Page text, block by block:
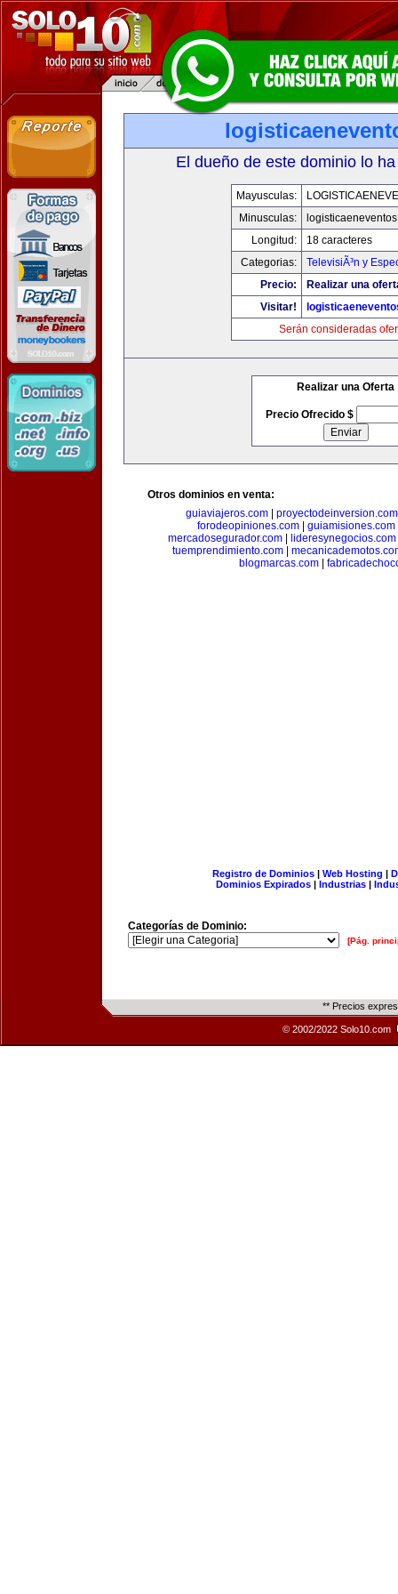
El dueño de este dominio lo
Mayusculas:
Minusculas:
Longitud:
18 caracteres
Categorias:
TelevisiÃ³n y
Precio:
Realizar una
Visitar!
Serán consideradas
Realizar una Oferta
Precio Ofrecido $
Otros dominios en venta:
guiaviajeros.com| proyectodeinversion.com
forodeopiniones.com
guiamisiones.com
mercadosegurador.com
lideresynegocios.com
tuemprendimiento.com
blogmarcas.com|
Registro de Dominios| Web Hosting |
Dominios Expirados | Industrias |
Categorías de Dominio:
[Pág.
** Precios
© 2002/2022 Solo10.com